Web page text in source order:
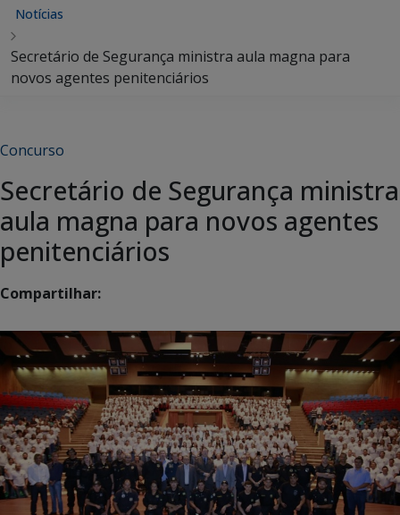
Notícias
Secretário de Segurança ministra aula magna para
novos agentes penitenciários
Concurso
Secretário de Segurança ministra
aula magna para novos agentes
penitenciários
Compartilhar: